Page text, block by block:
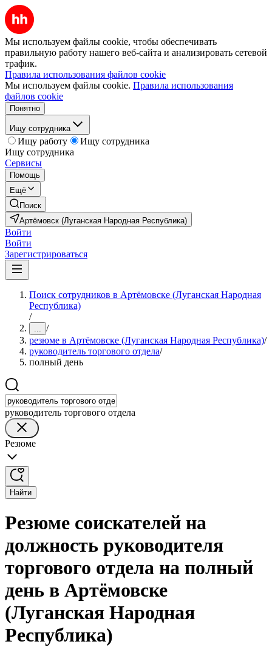
Мы используем файлы cookie, чтобы обеспечивать
правильную работу нашего веб-сайта и анализировать сетевой
трафик.
Правила использования файлов cookie
Мы используем файлы cookie. Правила использования
файлов cookie
Понятно
Ищу сотрудника
Ищу работу
Ищу сотрудника
Ищу сотрудника
Сервисы
Помощь
Ещё
Поиск
Артёмовск (Луганская Народная Республика)
Войти
Войти
Зарегистрироваться
Поиск сотрудников в Артёмовске (Луганская Народная
Республика)
/
... /
резюме в Артёмовске (Луганская Народная Республика)/
руководитель торгового отдела/
полный день
руководитель торгового отдела
Резюме
Найти
Резюме соискателей на
должность руководителя
торгового отдела на полный
день в Артёмовске
(Луганская Народная
Республика)